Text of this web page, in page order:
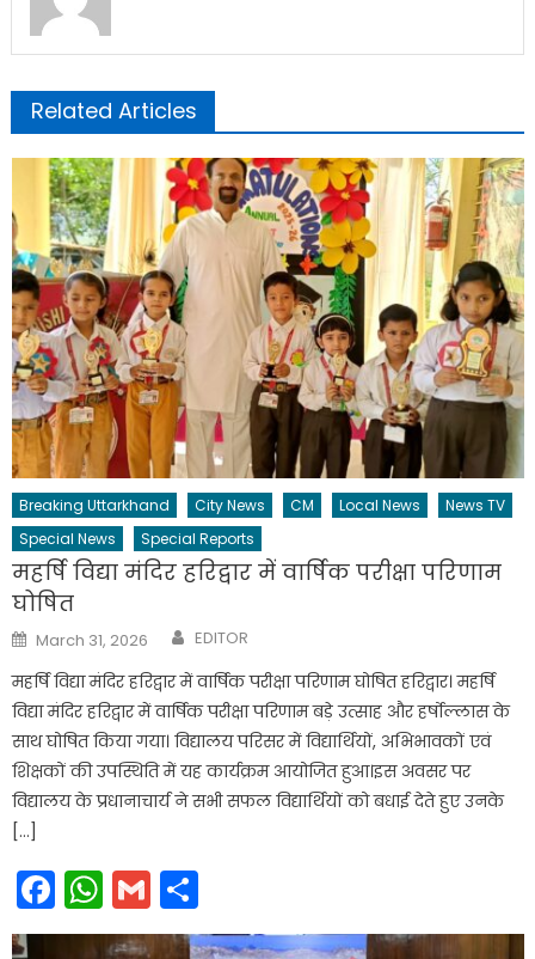
Related Articles
Breaking Uttarkhand City News CM Local News
News TV
Special News
Special Reports
महर्षि विद्या मंदिर हरिद्वार में वार्षिक परीक्षा परिणाम
घोषित
Posted
on
March 31, 2026 Author
EDITOR
महर्षि विद्या मंदिर हरिद्वार में वार्षिक परीक्षा परिणाम घोषित हरिद्वार। महर्षि
विद्या मंदिर हरिद्वार में वार्षिक परीक्षा परिणाम बड़े उत्साह और हर्षोल्लास के
साथ घोषित किया गया। विद्यालय परिसर में विद्यार्थियों, अभिभावकों एवं
शिक्षकों की उपस्थिति में यह कार्यक्रम आयोजित हुआ।इस अवसर पर
विद्यालय के प्रधानाचार्य ने सभी सफल विद्यार्थियों को बधाई देते हुए उनके
[…]
Facebook
WhatsApp
Gmail